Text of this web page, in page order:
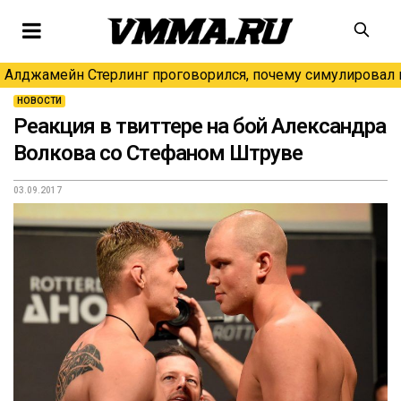
Алджамейн Стерлинг проговорился, почему симулировал
НОВОСТИ
Реакция в твиттере на бой Александра
Волкова со Стефаном Штруве
03.09.2017